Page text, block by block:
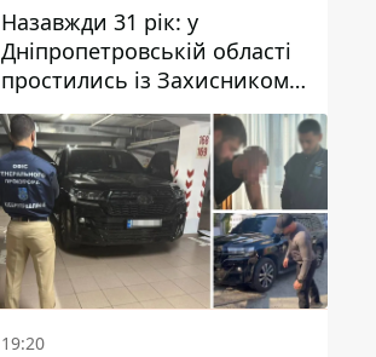
Назавжди 31 рік: у
Дніпропетровській області
простились із Захисником
Олександром Рєпіним
19:20